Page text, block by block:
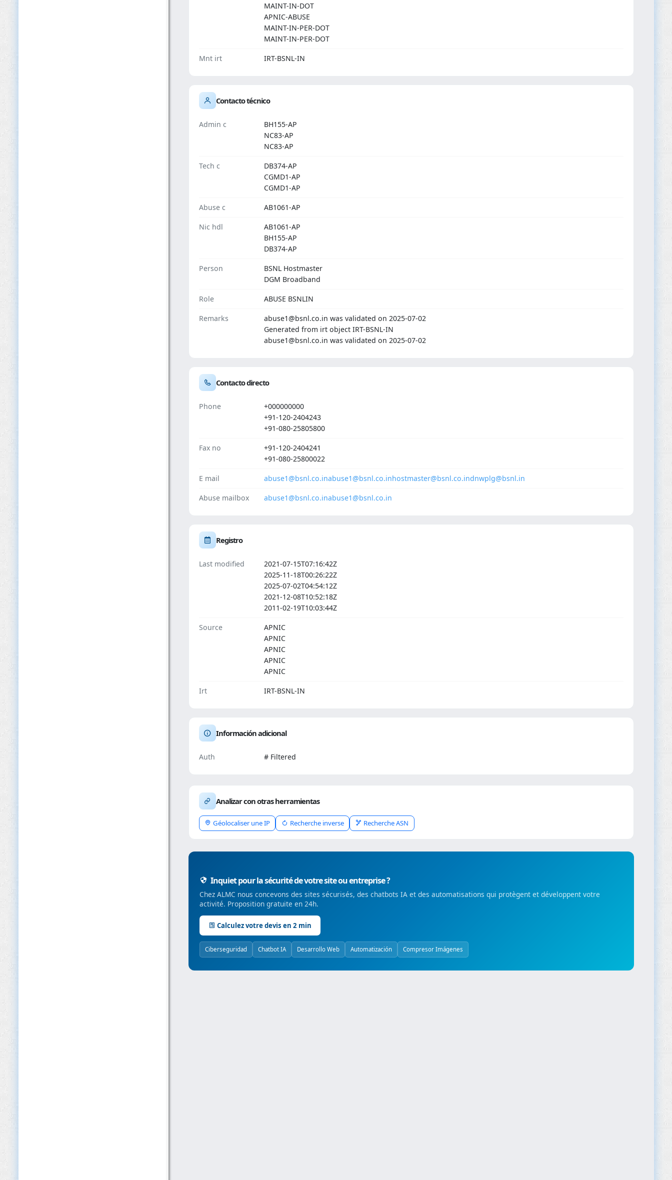
MAINT-IN-DOT
APNIC-ABUSE
MAINT-IN-PER-DOT
MAINT-IN-PER-DOT
Mnt irt IRT-BSNL-IN
Contacto técnico
Admin c
BH155-AP
NC83-AP
NC83-AP
Tech c
DB374-AP
CGMD1-AP
CGMD1-AP
Abuse c AB1061-AP
Nic hdl
AB1061-AP
BH155-AP
DB374-AP
Person
BSNL Hostmaster
DGM Broadband
Role ABUSE BSNLIN
Remarks
abuse1@bsnl.co.in was validated on 2025-07-02
Generated from irt object IRT-BSNL-IN
abuse1@bsnl.co.in was validated on 2025-07-02
Contacto directo
Phone
+000000000
+91-120-2404243
+91-080-25805800
Fax no
+91-120-2404241
+91-080-25800022
E mail abuse1@bsnl.co.inabuse1@bsnl.co.inhostmaster@bsnl.co.indnwplg@bsnl.in
Abuse mailbox abuse1@bsnl.co.inabuse1@bsnl.co.in
Registro
Last modified
2021-07-15T07:16:42Z
2025-11-18T00:26:22Z
2025-07-02T04:54:12Z
2021-12-08T10:52:18Z
2011-02-19T10:03:44Z
Source
APNIC
APNIC
APNIC
APNIC
APNIC
Irt IRT-BSNL-IN
Información adicional
Auth # Filtered
Analizar con otras herramientas
Géolocaliser une IP Recherche inverse Recherche ASN
Inquiet pour la sécurité de votre site ou entreprise ?
Chez ALMC nous concevons des sites sécurisés, des chatbots IA et des automatisations qui protègent et développent votre
activité. Proposition gratuite en 24h.
Calculez votre devis en 2 min
Ciberseguridad Chatbot IA Desarrollo Web Automatización Compresor Imágenes